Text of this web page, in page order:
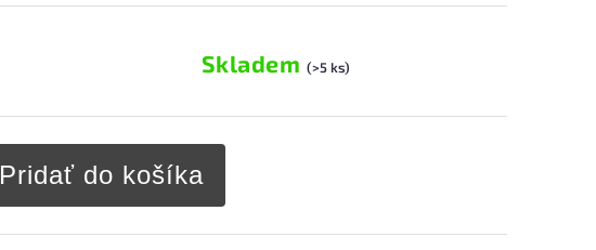
Skladem (>5 ks)
Pridať do košíka